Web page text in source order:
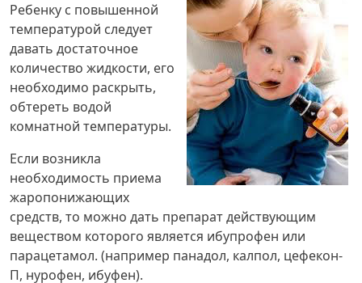
Ребенку с повышенной
температурой следует
давать достаточное
количество жидкости, его
необходимо раскрыть,
обтереть водой
комнатной температуры.
Если возникла
необходимость приема
жаропонижающих
средств, то можно дать препарат действующим
веществом которого является ибупрофен или
парацетамол. (например панадол, калпол, цефекон-
П, нурофен, ибуфен).